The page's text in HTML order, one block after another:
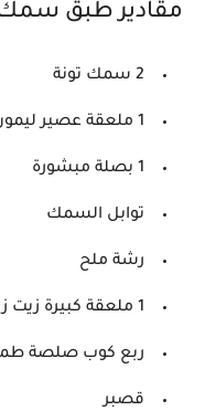
مقادير طبق سمك
2 سمك تونة
1 ملعقة عصير ليمون
1 بصلة مبشورة
توابل السمك
رشة ملح
1 ملعقة كبيرة زيت زيتون
ربع كوب صلصة
قصبر